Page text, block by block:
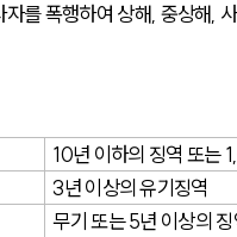
를 폭행하여 상해, 중상해,
10년 이하의 징역 또는
3년 이상의 유기징역
무기 또는 5년 이상의 징